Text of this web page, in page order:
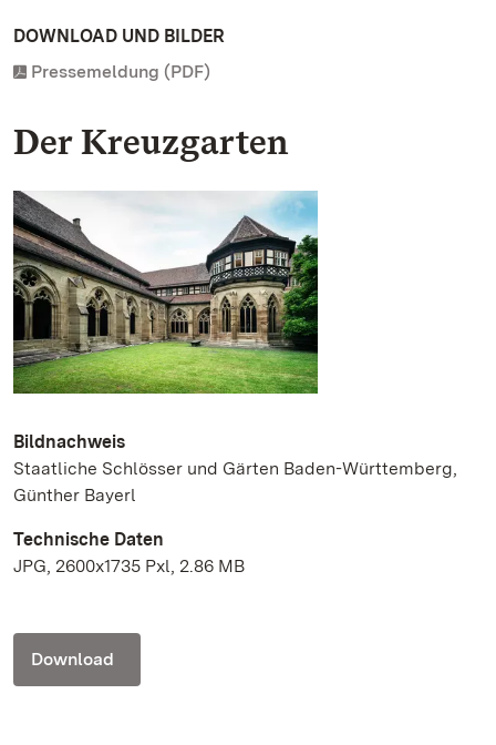
DOWNLOAD UND BILDER
Pressemeldung (PDF)
Der Kreuzgarten
Bildnachweis
Staatliche Schlösser und Gärten Baden-Württemberg,
Günther Bayerl
Technische Daten
JPG, 2600x1735 Pxl, 2.86 MB
Download